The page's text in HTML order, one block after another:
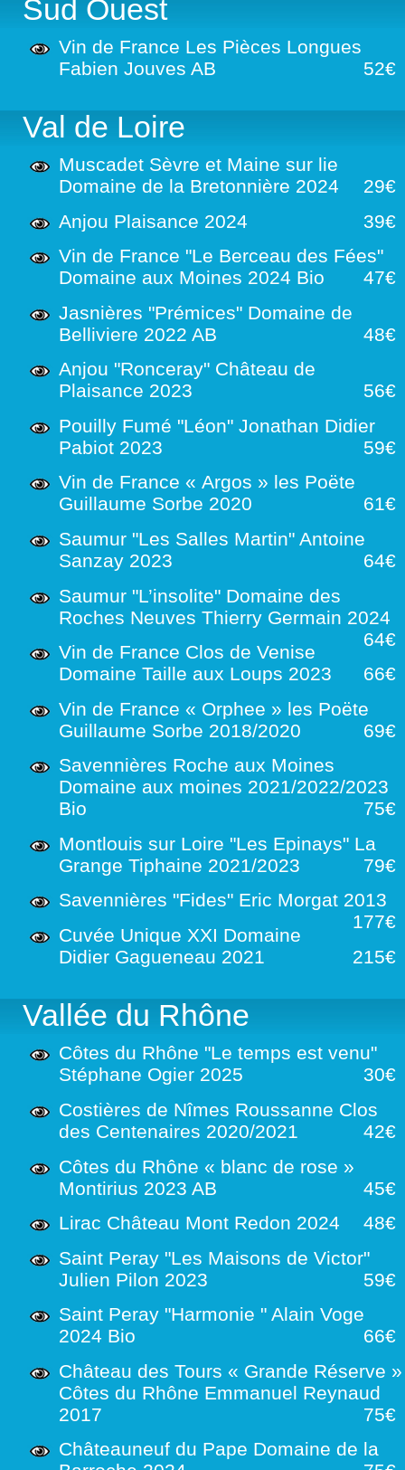
Sud Ouest
Vin de France Les Pièces Longues
Fabien Jouves AB
52€
Val de Loire
Muscadet Sèvre et Maine sur lie
Domaine de la Bretonnière 2024
29€
Anjou Plaisance 2024
39€
Vin de France "Le Berceau des Fées"
Domaine aux Moines 2024 Bio
47€
Jasnières "Prémices" Domaine de
Belliviere 2022 AB
48€
Anjou "Ronceray" Château de
Plaisance 2023
56€
Pouilly Fumé "Léon" Jonathan Didier
Pabiot 2023
59€
Vin de France « Argos » les Poëte
Guillaume Sorbe 2020
61€
Saumur "Les Salles Martin" Antoine
Sanzay 2023
64€
Saumur "L’insolite" Domaine des
Roches Neuves Thierry Germain 2024
64€
Vin de France Clos de Venise
Domaine Taille aux Loups 2023
66€
Vin de France « Orphee » les Poëte
Guillaume Sorbe 2018/2020
69€
Savennières Roche aux Moines
Domaine aux moines 2021/2022/2023
Bio
75€
Montlouis sur Loire "Les Epinays" La
Grange Tiphaine 2021/2023
79€
Savennières "Fides" Eric Morgat 2013
177€
Cuvée Unique XXI Domaine
Didier Gagueneau 2021
215€
Vallée du Rhône
Côtes du Rhône "Le temps est venu"
Stéphane Ogier 2025
30€
Costières de Nîmes Roussanne Clos
des Centenaires 2020/2021
42€
Côtes du Rhône « blanc de rose »
Montirius 2023 AB
45€
Lirac Château Mont Redon 2024
48€
Saint Peray "Les Maisons de Victor"
Julien Pilon 2023
59€
Saint Peray "Harmonie " Alain Voge
2024 Bio
66€
Château des Tours « Grande Réserve »
Côtes du Rhône Emmanuel Reynaud
2017
75€
Châteauneuf du Pape Domaine de la